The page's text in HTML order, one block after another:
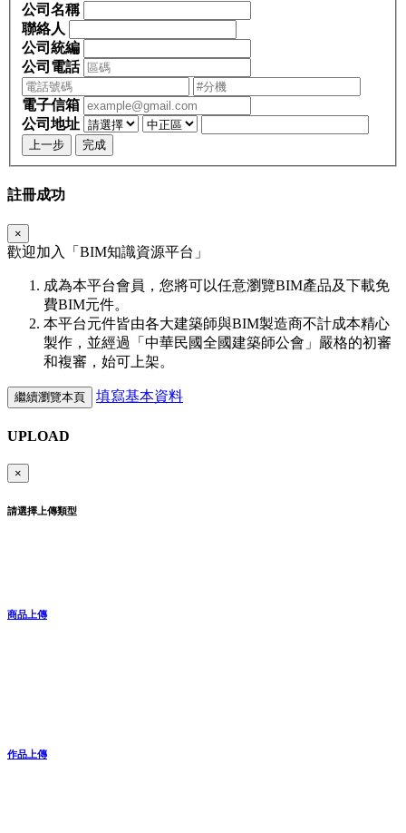
公司名稱
聯絡人
公司統編
公司電話
電子信箱
公司地址
上一步 完成
註冊成功
×
歡迎加入「 BIM知識資源平台」
成為本平台會員，您將可以任意瀏覽BIM產品及下載免
費BIM元件。
本平台元件皆由各大建築師與BIM製造商不計成本精心
製作，並經過「中華民國全國建築師公會」嚴格的初審
和複審，始可上架。
繼續瀏覽本頁 填寫基本資料
UPLOAD
×
請選擇上傳類型
商品上傳
作品上傳